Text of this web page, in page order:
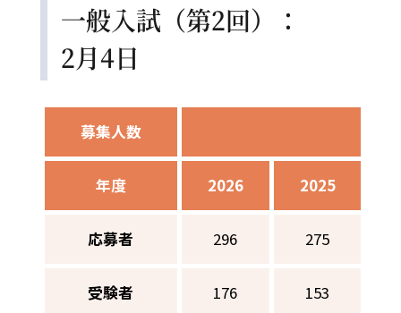
一般入試（第2回）：
2月4日
募集人数
年度 2026 2025
応募者 296 275
受験者 176 153